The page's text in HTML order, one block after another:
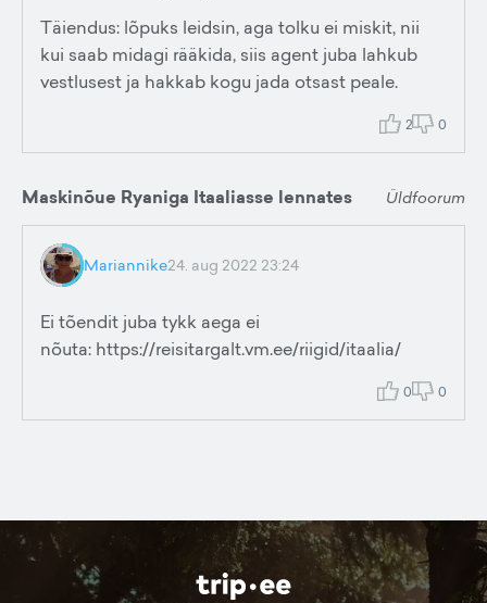
Täiendus: lõpuks leidsin, aga tolku ei miskit, nii
kui saab midagi rääkida, siis agent juba lahkub
vestlusest ja hakkab kogu jada otsast peale.
2 0
Maskinõue Ryaniga Itaaliasse lennates Üldfoorum
Mariannike24. aug 2022 23:24
Ei tõendit juba tykk aega ei
nõuta: https://reisitargalt.vm.ee/riigid/itaalia/
0 0